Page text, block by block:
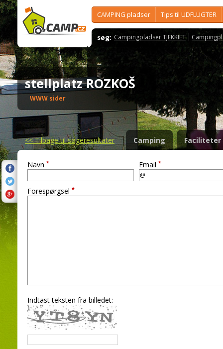
CAMPING pladser Tips til UDFLUGTER
søg: Campingpladser TJEKKIET
stellplatz ROZKOŠ
WWW sider
<<Tilbage til søgeresultater Camping Faciliteter
Navn * Email *
Forespørgsel *
Indtast teksten fra billedet: